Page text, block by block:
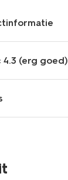
(erg goed)